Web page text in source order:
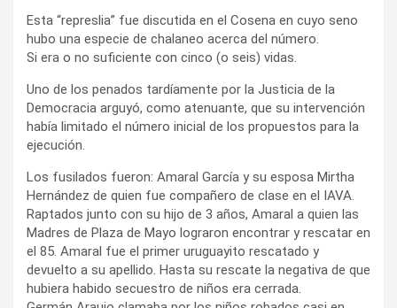
Esta “represlia” fue discutida en el Cosena en cuyo seno
hubo una especie de chalaneo acerca del número.
Si era o no suficiente con cinco (o seis) vidas.
Uno de los penados tardíamente por la Justicia de la
Democracia arguyó, como atenuante, que su intervención
había limitado el número inicial de los propuestos para la
ejecución.
Los fusilados fueron: Amaral García y su esposa Mirtha
Hernández de quien fue compañero de clase en el IAVA.
Raptados junto con su hijo de 3 años, Amaral a quien las
Madres de Plaza de Mayo lograron encontrar y rescatar en
el 85. Amaral fue el primer uruguayito rescatado y
devuelto a su apellido. Hasta su rescate la negativa de que
hubiera habido secuestro de niños era cerrada.